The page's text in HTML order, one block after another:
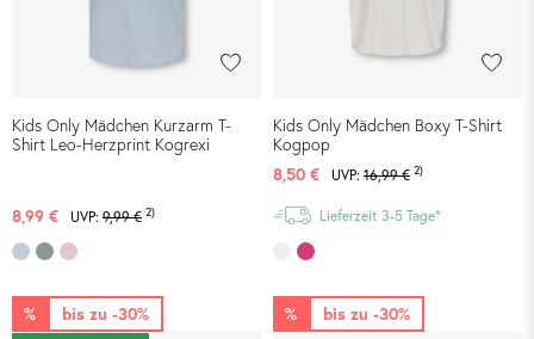
Kids Only Mädchen Kurzarm T-
Shirt Leo-Herzprint Kogrexi
8,99 € UVP: 9,99 € 2)
Kids Only Mädchen Boxy T-Shirt
Kogpop
8,50 €
UVP: 16,99 € 2)
Lieferzeit 3-5 Tage*
bis zu -30%
%
bis zu -30%
%